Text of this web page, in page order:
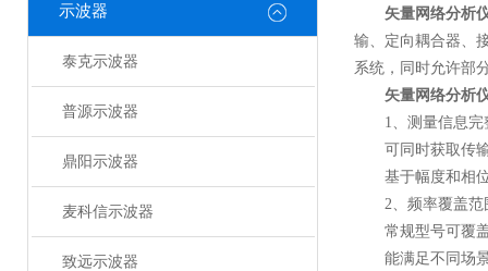
示波器
泰克示波器
普源示波器
鼎阳示波器
麦科信示波器
致远示波器
矢量网络分析
输、定向耦合器、
系统，同时允许部
矢量网络分析
1、测量信息完
可同时获取传输
基于幅度和相位
2、频率覆盖范
常规型号可覆盖
能满足不同场景